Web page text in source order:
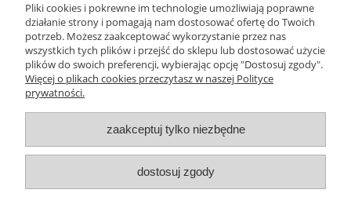
Pomoc
Moje konto
Płatności i dostawa
Informacje
O nas
Pliki cookies i pokrewne im technologie umożliwiają poprawne
działanie strony i pomagają nam dostosować ofertę do Twoich
potrzeb. Możesz zaakceptować wykorzystanie przez nas
wszystkich tych plików i przejść do sklepu lub dostosować użycie
plików do swoich preferencji, wybierając opcję "Dostosuj zgody".
Więcej o plikach cookies przeczytasz w naszej Polityce
prywatności.
zaakceptuj tylko niezbędne
dostosuj zgody